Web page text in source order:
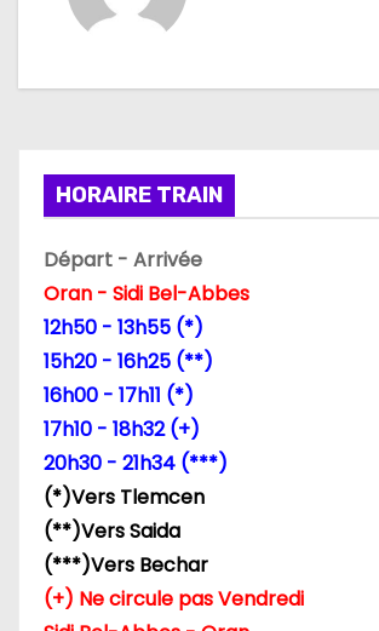
t
o
n
d
e
a
r
t
HORAIRE TRAIN
Départ - Arrivée
Oran - Sidi Bel-Abbes
12h50 - 13h55 (*)
15h20 - 16h25 (**)
16h00 - 17h11 (*)
17h10 - 18h32 (+)
20h30 - 21h34 (***)
(*)Vers Tlemcen
(**)Vers Saida
(***)Vers Bechar
(+) Ne circule pas Vendredi